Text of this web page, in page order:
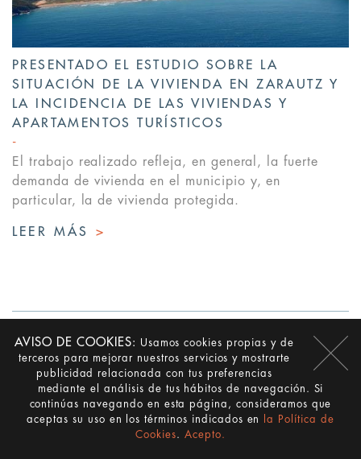
AVISO DE COOKIES:
Usamos cookies propias y de
terceros para mejorar nuestros servicios y mostrarte
publicidad relacionada con tus preferencias
mediante el análisis de tus hábitos de navegación. Si
continúas navegando en esta página, consideramos que
aceptas su uso en los términos indicados en
la Política de
Cookies. Acepto.
PRESENTADO EL ESTUDIO SOBRE LA
SITUACIÓN DE LA VIVIENDA EN ZARAUTZ Y
LA INCIDENCIA DE LAS VIVIENDAS Y
APARTAMENTOS TURÍSTICOS
El trabajo realizado refleja, en general, la fuerte
demanda de vivienda en el municipio y, en
particular, la de vivienda protegida.
LEER MÁS >
DESDE 1977